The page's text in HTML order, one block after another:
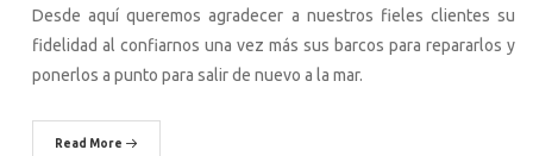
Desde aquí queremos agradecer a nuestros fieles clientes su
fidelidad al confiarnos una vez más sus barcos para repararlos y
ponerlos a punto para salir de nuevo a la mar.
Read More